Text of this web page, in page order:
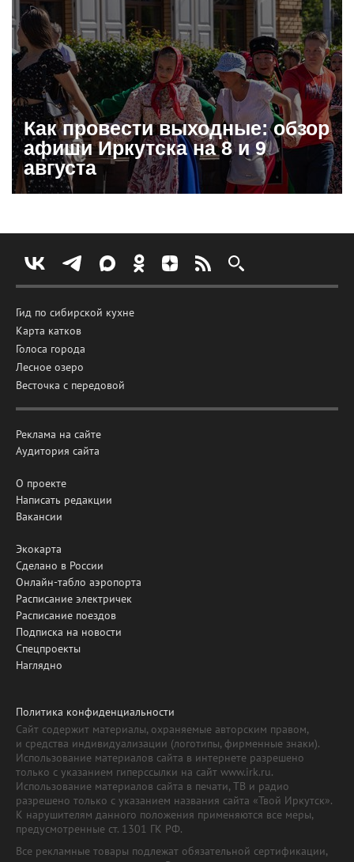
Как провести выходные: обзор
афиши Иркутска на 8 и 9
августа
Гид по сибирской кухне
Карта катков
Голоса города
Лесное озеро
Весточка с передовой
Реклама на сайте
Аудитория сайта
О проекте
Написать редакции
Вакансии
Экокарта
Сделано в России
Онлайн-табло аэропорта
Расписание электричек
Расписание поездов
Подписка на новости
Спецпроекты
Наглядно
Политика конфиденциальности
Сайт содержит материалы, охраняемые авторским правом,
и средства индивидуализации (логотипы, фирменные знаки).
Использование материалов сайта в интернете разрешено
только с указанием гиперссылки на сайт www.irk.ru.
Использование материалов сайта в печати, ТВ и радио
разрешено только с указанием названия сайта «Твой Иркутск».
К нарушителям данного положения применяются все меры,
предусмотренные ст. 1301 ГК РФ.
Все рекламные товары подлежат обязательной сертификации,